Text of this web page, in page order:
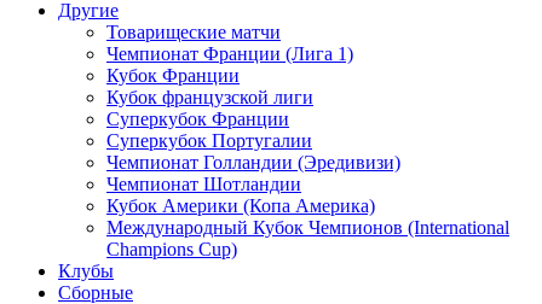
Другие
Товарищеские матчи
Чемпионат Франции (Лига 1)
Кубок Франции
Кубок французской лиги
Суперкубок Франции
Суперкубок Португалии
Чемпионат Голландии (Эредивизи)
Чемпионат Шотландии
Кубок Америки (Копа Америка)
Международный Кубок Чемпионов (International
Champions Cup)
Клубы
Сборные